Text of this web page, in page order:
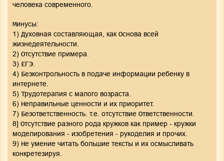
человека современного.
Минусы:
1) Духовная составляющая, как Основа всей
жизнедеятельности.
2) Отсутствие примера.
3) ЕГЭ.
4) Безконтрольность в подаче информации ребенку в
интернете.
5) Трудотерапия с малого возраста.
6) Неправильные ценности и их приоритет.
7) Безответственность. т.е. отсутствие Ответственности.
8] Отсутствие разного рода кружков как пример - кружки
моделирования - изобретения - рукоделия и прочих.
9) Не умение читать большие тексты и их осмысливать
конкретезируя.